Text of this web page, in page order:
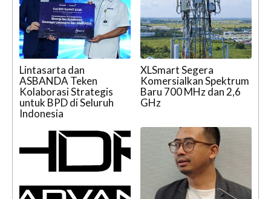
Lintasarta dan
ASBANDA Teken
Kolaborasi Strategis
untuk BPD di Seluruh
Indonesia
XLSmart Segera
Komersialkan Spektrum
Baru 700 MHz dan 2,6
GHz